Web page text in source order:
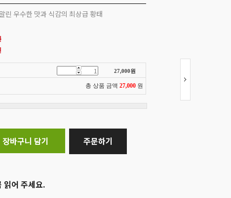
린 우수한 맛과 식감의 최상급 황태
27,000원
총 상품 금액 27,000 원
장바구니 담기 주문하기
읽어 주세요.